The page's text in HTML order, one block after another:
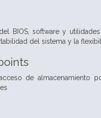
BIOS, software y
del sistema y la
de almacenamiento